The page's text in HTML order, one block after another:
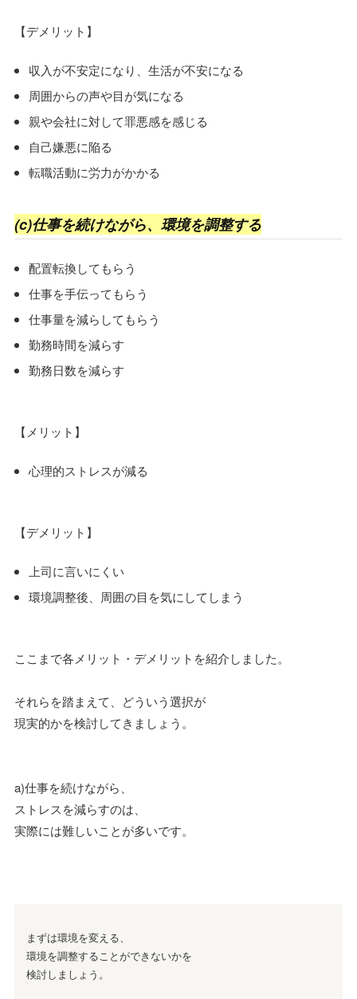
【デメリット】
収入が不安定になり、生活が不安になる
周囲からの声や目が気になる
親や会社に対して罪悪感を感じる
自己嫌悪に陥る
転職活動に労力がかかる
(c)仕事を続けながら、環境を調整する
配置転換してもらう
仕事を手伝ってもらう
仕事量を減らしてもらう
勤務時間を減らす
勤務日数を減らす
【メリット】
心理的ストレスが減る
【デメリット】
上司に言いにくい
環境調整後、周囲の目を気にしてしまう
ここまで各メリット・デメリットを紹介しました。
それらを踏まえて、どういう選択が
現実的かを検討してきましょう。
a)仕事を続けながら、
ストレスを減らすのは、
実際には難しいことが多いです。
まずは環境を変える、
環境を調整することができないかを
検討しましょう。